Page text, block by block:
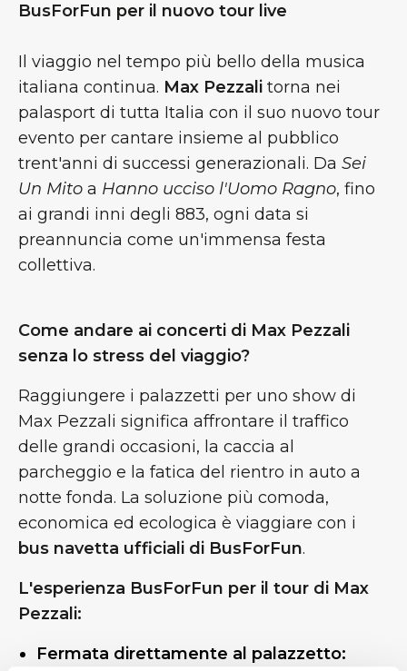
BusForFun per il nuovo tour live
Il viaggio nel tempo più bello della musica
italiana continua. Max Pezzali torna nei
palasport di tutta Italia con il suo nuovo tour
evento per cantare insieme al pubblico
trent'anni di successi generazionali. Da Sei
Un Mito a Hanno ucciso l'Uomo Ragno, fino
ai grandi inni degli 883, ogni data si
preannuncia come un'immensa festa
collettiva.
Come andare ai concerti di Max Pezzali
senza lo stress del viaggio?
Raggiungere i palazzetti per uno show di
Max Pezzali significa affrontare il traffico
delle grandi occasioni, la caccia al
parcheggio e la fatica del rientro in auto a
notte fonda. La soluzione più comoda,
economica ed ecologica è viaggiare con i
bus navetta ufficiali di BusForFun.
L'esperienza BusForFun per il tour di Max
Pezzali:
Fermata direttamente al palazzetto: